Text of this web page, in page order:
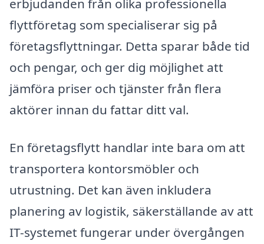
erbjudanden från olika professionella
flyttföretag som specialiserar sig på
företagsflyttningar. Detta sparar både tid
och pengar, och ger dig möjlighet att
jämföra priser och tjänster från flera
aktörer innan du fattar ditt val.
En företagsflytt handlar inte bara om att
transportera kontorsmöbler och
utrustning. Det kan även inkludera
planering av logistik, säkerställande av att
IT-systemet fungerar under övergången